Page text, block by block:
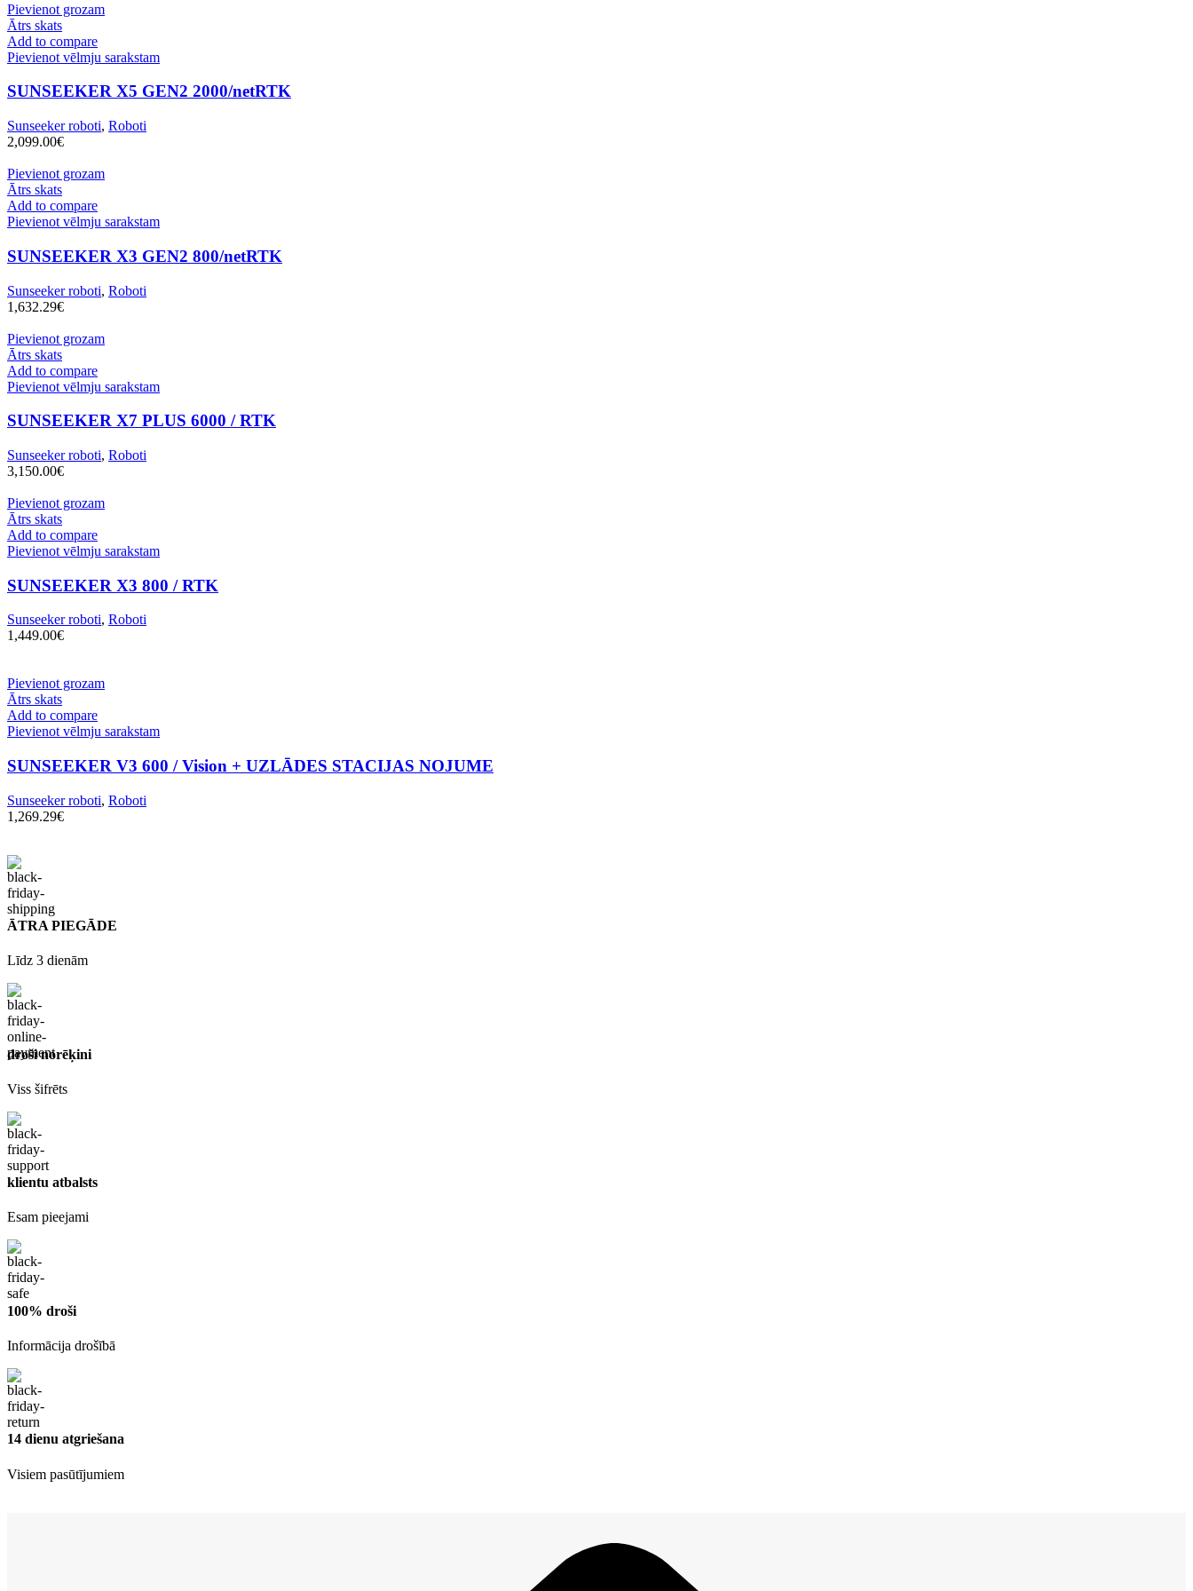
Pievienot grozam
Ātrs skats
Add to compare
Pievienot vēlmju sarakstam
SUNSEEKER X5 GEN2 2000/netRTK
Sunseeker roboti, Roboti
2,099.00€
Pievienot grozam
Ātrs skats
Add to compare
Pievienot vēlmju sarakstam
SUNSEEKER X3 GEN2 800/netRTK
Sunseeker roboti, Roboti
1,632.29€
Pievienot grozam
Ātrs skats
Add to compare
Pievienot vēlmju sarakstam
SUNSEEKER X7 PLUS 6000 / RTK
Sunseeker roboti, Roboti
3,150.00€
Pievienot grozam
Ātrs skats
Add to compare
Pievienot vēlmju sarakstam
SUNSEEKER X3 800 / RTK
Sunseeker roboti, Roboti
1,449.00€
Pievienot grozam
Ātrs skats
Add to compare
Pievienot vēlmju sarakstam
SUNSEEKER V3 600 / Vision + UZLĀDES STACIJAS NOJUME
Sunseeker roboti, Roboti
1,269.29€
ĀTRA PIEGĀDE
Līdz 3 dienām
droši norēķini
Viss šifrēts
klientu atbalsts
Esam pieejami
100% droši
Informācija drošībā
14 dienu atgriešana
Visiem pasūtījumiem